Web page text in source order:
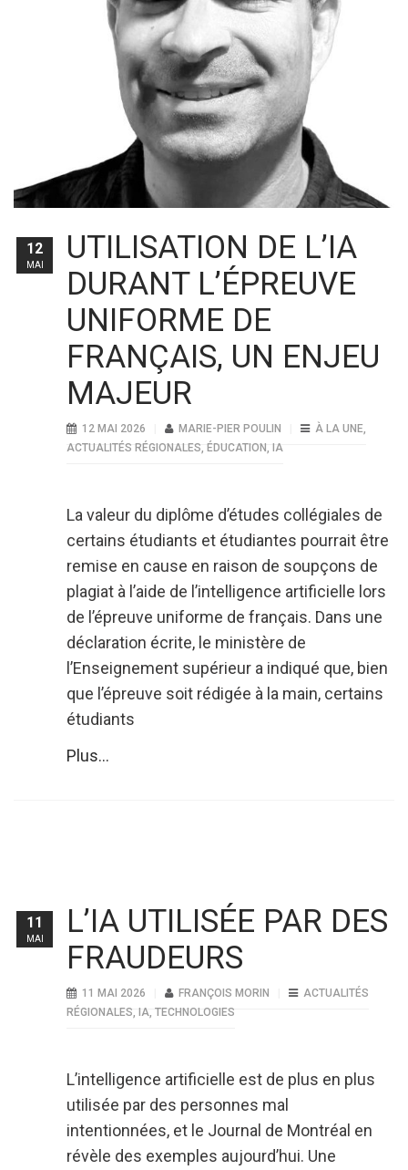
UTILISATION DE L’IA
DURANT L’ÉPREUVE
UNIFORME DE
FRANÇAIS, UN ENJEU
MAJEUR
12 MAI 2026 MARIE-PIER POULIN À LA UNE
ACTUALITÉS RÉGIONALES ÉDUCATION IA
La valeur du diplôme d’études collégiales de
certains étudiants et étudiantes pourrait être
remise en cause en raison de soupçons de
plagiat à l’aide de l’intelligence artificielle lors
de l’épreuve uniforme de français. Dans une
déclaration écrite, le ministère de
l’Enseignement supérieur a indiqué que, bien
que l’épreuve soit rédigée à la main, certains
étudiants
Plus...
12
MAI
L’IA UTILISÉE PAR DES
FRAUDEURS
11 MAI 2026 FRANÇOIS MORIN
ACTUALITÉS
RÉGIONALES IA TECHNOLOGIES
L’intelligence artificielle est de plus en plus
utilisée par des personnes mal
intentionnées, et le Journal de Montréal en
révèle des exemples aujourd’hui. Une
11
MAI